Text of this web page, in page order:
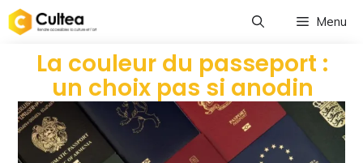
Menu
La couleur du passeport :
un choix pas si anodin